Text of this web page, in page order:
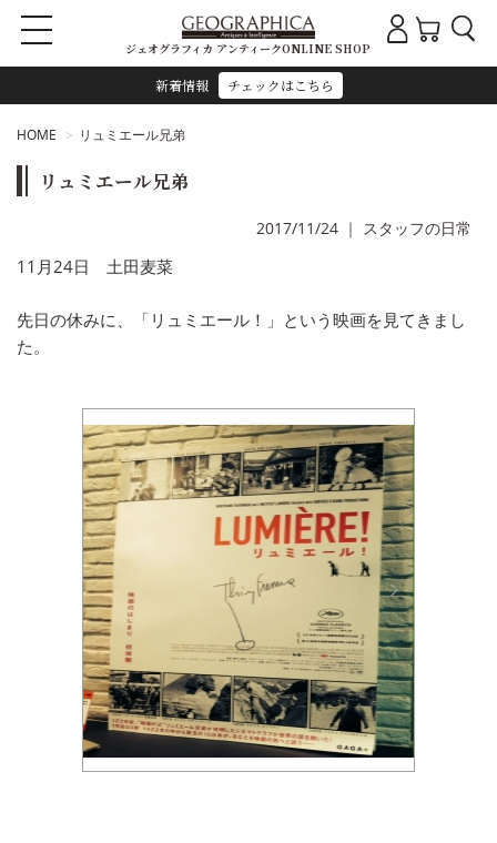
新着情報 チェックはこちら
ジェオグラフィカ アンティークONLINE SHOP
HOME リュミエール兄弟
リュミエール兄弟
2017/11/24 ｜ スタッフの日常
11月24日 土田麦菜
先日の休みに、「リュミエール！」という映画を見てきまし
た。